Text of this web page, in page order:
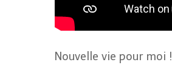
Nouvelle vie pour moi !